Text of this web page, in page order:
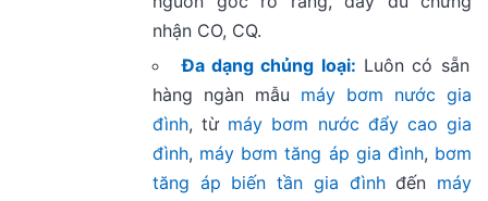
nhận CO, CQ.
Đa dạng chủng loại: Luôn có sẵn
hàng ngàn mẫu máy bơm nước gia
đình, từ máy bơm nước đẩy cao gia
đình, máy bơm tăng áp gia đình, bơm
tăng áp biến tần gia đìnhđến máy